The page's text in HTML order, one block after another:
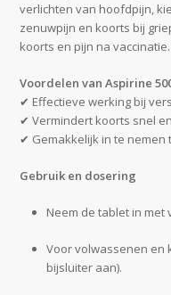
verlichten van hoofdpijn,
zenuwpijn en koorts bij
koorts en pijn na vaccinatie.
Voordelen van Aspirine
✔ Effectieve werking bij
✔ Vermindert koorts snel
✔ Gemakkelijk in te nemen
Gebruik en dosering
Neem de tablet in met
Voor volwassenen en
bijsluiter aan).